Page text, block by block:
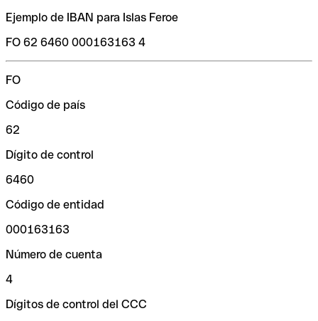
Ejemplo de IBAN para Islas Feroe
FO 62 6460 000163163 4
FO
Código de país
62
Dígito de control
6460
Código de entidad
000163163
Número de cuenta
4
Dígitos de control del CCC